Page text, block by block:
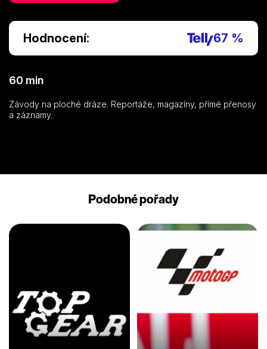
Hodnocení: 67 %
60 min
Závody na ploché dráze. Reportáže, magazíny, přímé přenosy
a záznamy.
Podobné pořady